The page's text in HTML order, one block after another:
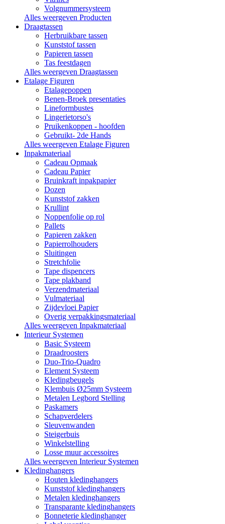
Volgnummersysteem
Alles weergeven Producten
Draagtassen
Herbruikbare tassen
Kunststof tassen
Papieren tassen
Tas feestdagen
Alles weergeven Draagtassen
Etalage Figuren
Etalagepoppen
Benen-Broek presentaties
Lineformbustes
Lingerietorso's
Pruikenkoppen - hoofden
Gebruikt- 2de Hands
Alles weergeven Etalage Figuren
Inpakmateriaal
Cadeau Opmaak
Cadeau Papier
Bruinkraft inpakpapier
Dozen
Kunststof zakken
Krullint
Noppenfolie op rol
Pallets
Papieren zakken
Papierrolhouders
Sluitingen
Stretchfolie
Tape dispencers
Tape plakband
Verzendmateriaal
Vulmateriaal
Zijdevloei Papier
Overig verpakkingsmateriaal
Alles weergeven Inpakmateriaal
Interieur Systemen
Basic Systeem
Draadroosters
Duo-Trio-Quadro
Element Systeem
Kledingbeugels
Klembuis Ø25mm Systeem
Metalen Legbord Stelling
Paskamers
Schapverdelers
Sleuvenwanden
Steigerbuis
Winkelstelling
Losse muur accessoires
Alles weergeven Interieur Systemen
Kledinghangers
Houten kledinghangers
Kunststof kledinghangers
Metalen kledinghangers
Transparante kledinghangers
Bonneterie kledinghanger